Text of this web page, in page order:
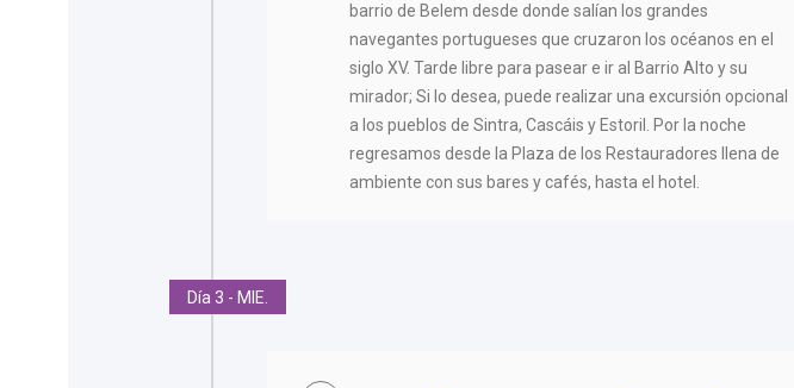
barrio de Belem desde donde salían los grandes
navegantes portugueses que cruzaron los océanos en el
siglo XV. Tarde libre para pasear e ir al Barrio Alto y su
mirador; Si lo desea, puede realizar una excursión opcional
a los pueblos de Sintra, Cascáis y Estoril. Por la noche
regresamos desde la Plaza de los Restauradores llena de
ambiente con sus bares y cafés, hasta el hotel.
Día 3 - MIE.